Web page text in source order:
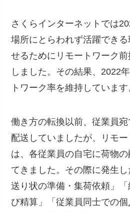
さくらインターネットでは
場所にとらわれず活躍でき
せるためにリモートワーク
しました。その結果、2022
トワーク率を維持しています
働き方の転換以前、従業員
配送していましたが、リモ
は、各従業員の自宅に荷物
てきました。その際に発生
送り状の準備・集荷依頼」
び精算」「従業員同士での個